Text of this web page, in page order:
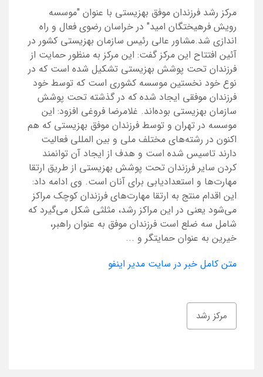
مرکز رشد فرزندان موفق بهزیستی با عنوان "موسسه
رویش فرهیختگان امید" در خراسان رضوی فعال و راه
اندازی شد.مشاور عالی رئیس سازمان بهزیستی کشور در
آئین افتتاح این مرکز گفت: این مرکز به منظور حمایت از
فرزندان تحت پوشش بهزیستی تشکیل شده است که در
نوع خود نخستین موسسه کشوری است که توسط خود
فرزندان موفقی ایجاد شده که در گذشته تحت پوشش
سازمان بهزیستی بوده‌اند. غلامرضا فروغی افزود: این
موسسه در تهران و توسط فرزندان موفق بهزیستی که هم
اکنون در رشته‌های مختلف ملی و بین المللی فعالیت
دارند تاسیس شده است و هدف از ایجاد آن توانمند
کردن سایر فرزندان تحت پوشش بهزیستی از طریق ارتقا
مهارت‌ها و استعدادیابی برای آنان است. وی ادامه داد:
این اقدام منتج به ارتقا مهارت‌های فرزندان کوچک مراکز
می‌شود یعنی در این مراکز رشد، مثلثی شکل می‌گیرد که
شامل سه ضلع است فرزندان موفق به عنوان راهبر،
خیرین به عنوان حمایتگر و ...
متن کامل خبر در سایت مدیر اینفو
مرکز رشد